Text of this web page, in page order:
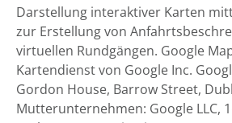
Darstellung interaktiver Karten
zur Erstellung von
virtuellen Rundgängen. Google
Kartendienst von Google Inc.
Gordon House, Barrow Street,
Mutterunternehmen: Google LLC,